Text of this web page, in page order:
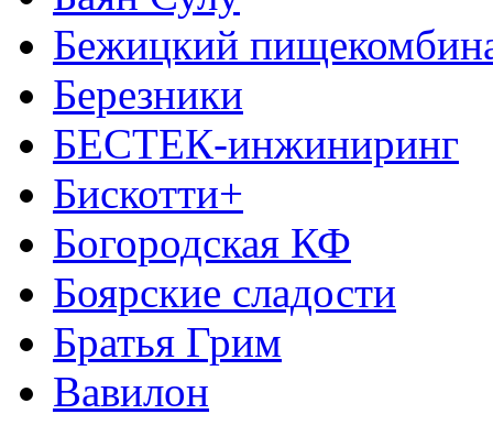
Бежицкий
Березники
БЕСТЕК-инжиниринг
Бискотти+
Богородская КФ
Боярские сладости
Братья Грим
Вавилон